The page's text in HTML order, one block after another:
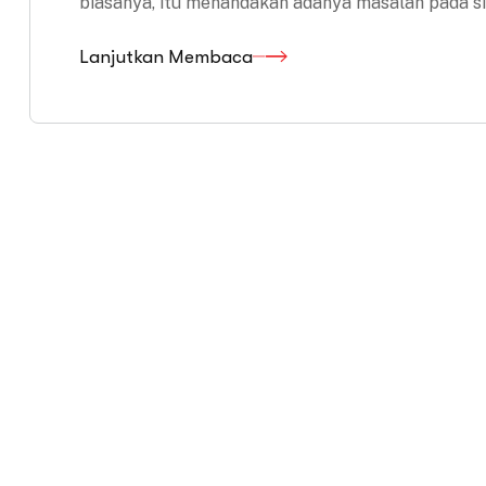
Lanjutkan Membaca